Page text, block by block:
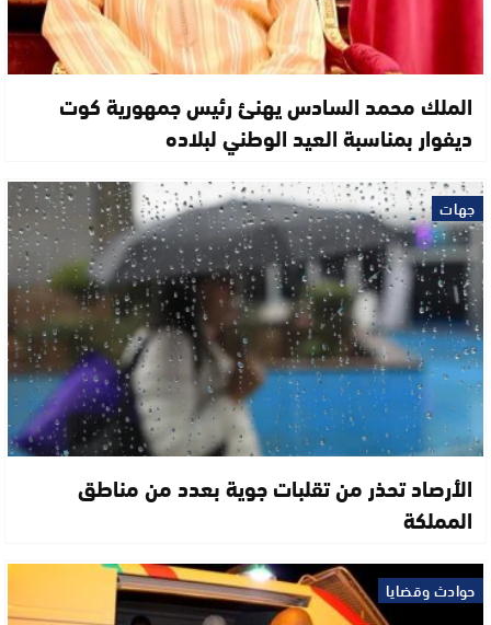
الملك محمد السادس يهنئ رئيس جمهورية كوت
ديفوار بمناسبة العيد الوطني لبلاده
جهات
الأرصاد تحذر من تقلبات جوية بعدد من مناطق
المملكة
حوادث وقضايا